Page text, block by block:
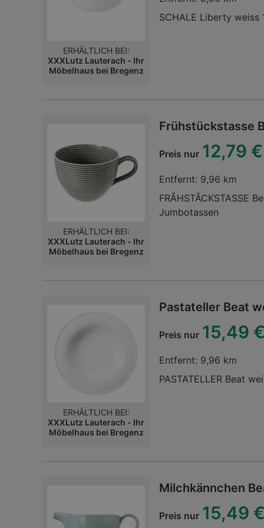
SCHALE Liberty weiss
ERHÄLTLICH BEI:
XXXLutz Lauterach - Ihr
Möbelhaus bei Bregenz
Frühstückstasse
Preis nur 12,79 €
Entfernt: 9,96 km
FRÃHSTÃCKSTASSE
Jumbotassen
ERHÄLTLICH BEI:
XXXLutz Lauterach - Ihr
Möbelhaus bei Bregenz
Pastateller Beat
Preis nur 15,49 €
Entfernt: 9,96 km
PASTATELLER Beat
ERHÄLTLICH BEI:
XXXLutz Lauterach - Ihr
Möbelhaus bei Bregenz
Milchkännchen
Preis nur 15,49 €